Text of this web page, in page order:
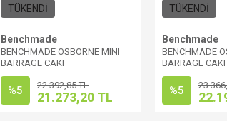
TÜKENDİ
Benchmade
BENCHMADE OSBORNE MINI
BARRAGE CAKI
%5 22.392,85 TL
21.273,20 TL
TÜKENDİ
Benchmade
BENCHMADE
BARRAGE CAKI
%5